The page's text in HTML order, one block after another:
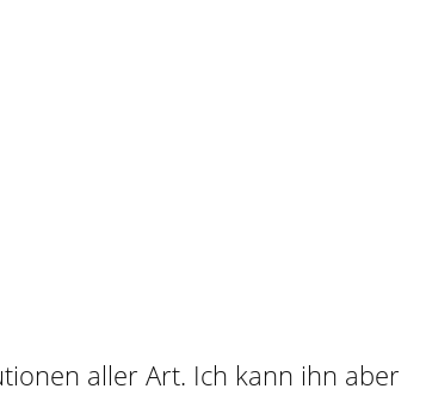
aller Art. Ich kann ihn aber